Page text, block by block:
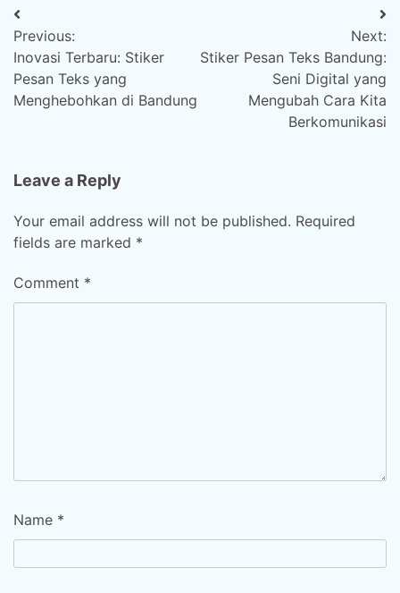
Post
navigation
Previous:
Inovasi Terbaru: Stiker
Pesan Teks yang
Menghebohkan di Bandung
Next:
Stiker Pesan Teks Bandung:
Seni Digital yang
Mengubah Cara Kita
Berkomunikasi
Leave a Reply
Your email address will not be published. Required
fields are marked *
Comment *
Name *